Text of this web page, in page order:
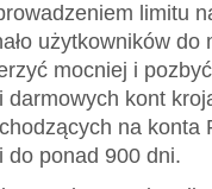
limitu
użytkowników do
mocniej i
kont
na konta
do ponad 900 dni.